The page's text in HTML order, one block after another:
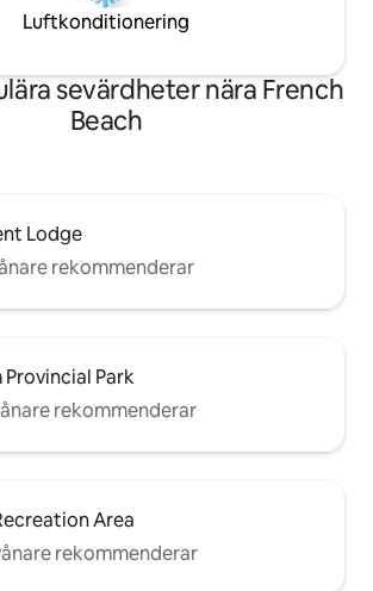
Luftkonditionering
sevärdheter nära French
Beach
Lodge
rekommenderar
Park
rekommenderar
Area
rekommenderar